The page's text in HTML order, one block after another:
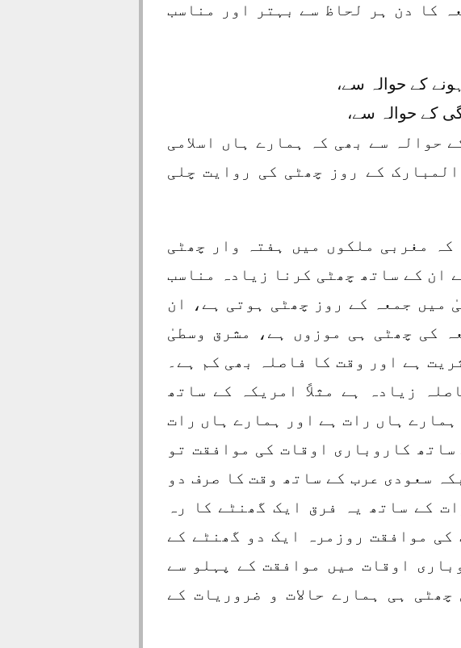
کا دن ہر لحاظ سے بہتر اور مناسب
کے حوالہ سے،
کے حوالہ سے،
حوالہ سے بھی کہ ہمارے ہاں اسلامی
کے روز چھٹی کی روایت چلی
مغربی ملکوں میں ہفتہ وار چھٹی
ان کے ساتھ چھٹی کرنا زیادہ مناسب
میں جمعہ کے روز چھٹی ہوتی ہے، ان
کی چھٹی ہی موزوں ہے، مشرق وسطیٰ
ہے اور وقت کا فاصلہ بھی کم ہے۔
زیادہ ہے مثلاً امریکہ کے ساتھ
ہاں رات ہے اور ہمارے ہاں رات
ساتھ کاروباری اوقات کی موافقت تو
سعودی عرب کے ساتھ وقت کا صرف دو
کے ساتھ یہ فرق ایک گھنٹے کا رہ
موافقت روزمرہ ایک دو گھنٹے کے
اوقات میں موافقت کے پہلو سے
ہی ہمارے حالات و ضروریات کے